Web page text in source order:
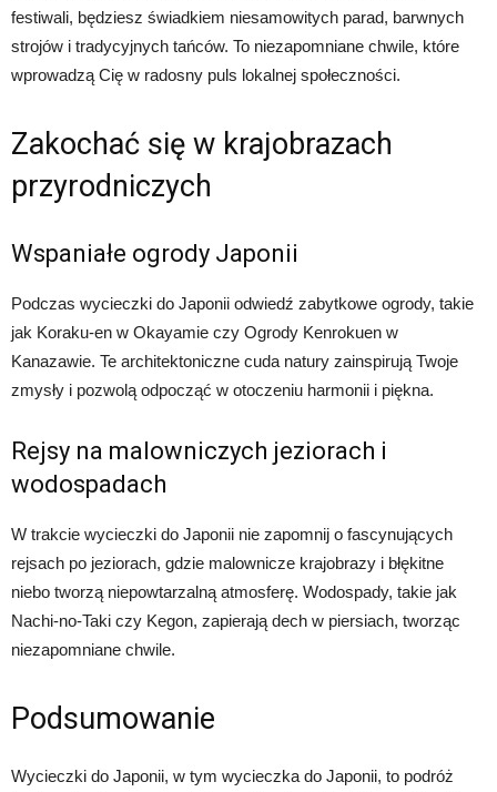
festiwali, będziesz świadkiem niesamowitych parad, barwnych
strojów i tradycyjnych tańców. To niezapomniane chwile, które
wprowadzą Cię w radosny puls lokalnej społeczności.
Zakochać się w krajobrazach
przyrodniczych
Wspaniałe ogrody Japonii
Podczas wycieczki do Japonii odwiedź zabytkowe ogrody, takie
jak Koraku-en w Okayamie czy Ogrody Kenrokuen w
Kanazawie. Te architektoniczne cuda natury zainspirują Twoje
zmysły i pozwolą odpocząć w otoczeniu harmonii i piękna.
Rejsy na malowniczych jeziorach i
wodospadach
W trakcie wycieczki do Japonii nie zapomnij o fascynujących
rejsach po jeziorach, gdzie malownicze krajobrazy i błękitne
niebo tworzą niepowtarzalną atmosferę. Wodospady, takie jak
Nachi-no-Taki czy Kegon, zapierają dech w piersiach, tworząc
niezapomniane chwile.
Podsumowanie
Wycieczki do Japonii, w tym wycieczka do Japonii, to podróż